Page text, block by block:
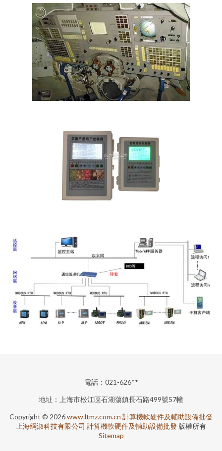
電話：021-626**
地址：上海市松江區石湖蕩鎮長石路499號57幢
Copyright © 2026www.ltmz.com.cn 計算機軟硬件及輔助設備批發
上海綱淑科技有限公司 計算機軟硬件及輔助設備批發 版權所有
Sitemap